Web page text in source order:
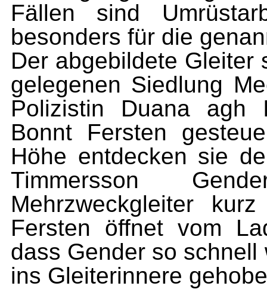
Fällen sind
besonders für die
Der abgebildete Gleiter
gelegenen Siedlung
Polizistin Duana agh
Bonnt Fersten
Höhe entdecken sie
Timmersson
Mehrzweckgleiter
Fersten öffnet vom
dass Gender so
ins Gleiterinnere